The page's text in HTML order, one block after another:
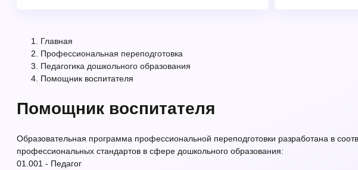
Главная
Профессиональная переподготовка
Педагогика дошкольного образования
Помощник воспитателя
Помощник воспитателя
Образовательная программа профессиональной переподготовки разработана в
профессиональных стандартов в сфере дошкольного образования:
01.001 - Педагог